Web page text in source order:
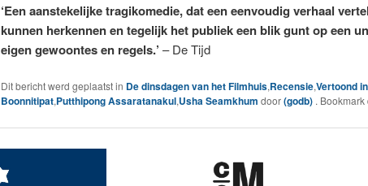
‘Een aanstekelijke tragikomedie, dat een eenvoudig verhaal
kunnen herkennen en tegelijk het publiek een blik gunt op een
eigen gewoontes en regels.’ – De Tijd
Dit bericht werd geplaatst in De dinsdagen van het Filmhuis,Recensie,Vertoond
Boonnitipat,Putthipong Assaratanakul,Usha Seamkhum door(godb) . Bookmark